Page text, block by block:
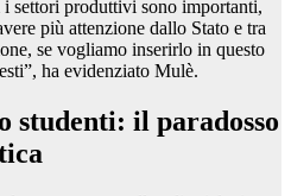
i settori produttivi sono importanti,
più attenzione dallo Stato e tra
se vogliamo inserirlo in questo
ha evidenziato Mulè.
studenti: il paradosso